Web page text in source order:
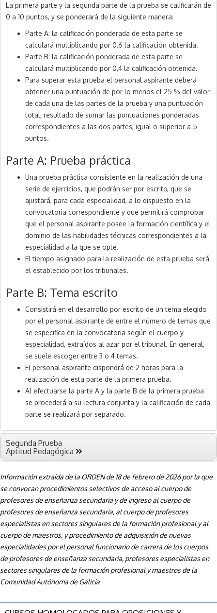
La primera parte y la segunda parte de la prueba se calificarán de
0 a 10 puntos, y se ponderará de la siguiente manera:
Parte A: la calificación ponderada de esta parte se
calculará multiplicando por 0,6 la calificación obtenida.
Parte B: la calificación ponderada de esta parte se
calculará multiplicando por 0,4 la calificación obtenida.
Para superar esta prueba el personal aspirante deberá
obtener una puntuación de por lo menos el 25 % del valor
de cada una de las partes de la prueba y una puntuación
total, resultado de sumar las puntuaciones ponderadas
correspondientes a las dos partes, igual o superior a 5
puntos.
Parte A: Prueba práctica
Una prueba práctica consistente en la realización de una
serie de ejercicios, que podrán ser por escrito, que se
ajustará, para cada especialidad, a lo dispuesto en la
convocatoria correspondiente y que permitirá comprobar
que el personal aspirante posee la formación científica y el
dominio de las habilidades técnicas correspondientes a la
especialidad a la que se opte.
El tiempo asignado para la realización de esta prueba será
el establecido por los tribunales.
Parte B: Tema escrito
Consistirá en el desarrollo por escrito de un tema elegido
por el personal aspirante de entre el número de temas que
se especifica en la convocatoria según el cuerpo y
especialidad, extraídos al azar por el tribunal. En general,
se suele escoger entre 3 o 4 temas.
El personal aspirante dispondrá de 2 horas para la
realización de esta parte de la primera prueba.
Al efectuarse la parte A y la parte B de la primera prueba
se procederá a su lectura conjunta y la calificación de cada
parte se realizará por separado.
Segunda Prueba
Aptitud Pedagógica
Información extraída de la ORDEN de 18 de febrero de 2026 por la que
se convocan procedimientos selectivos de acceso al cuerpo de
profesores de enseñanza secundaria y de ingreso al cuerpo de
profesores de enseñanza secundaria, al cuerpo de profesores
especialistas en sectores singulares de la formación profesional y al
cuerpo de maestros, y procedimiento de adquisición de nuevas
especialidades por el personal funcionario de carrera de los cuerpos
de profesores de enseñanza secundaria, profesores especialistas en
sectores singulares de la formación profesional y maestros de la
Comunidad Autónoma de Galicia